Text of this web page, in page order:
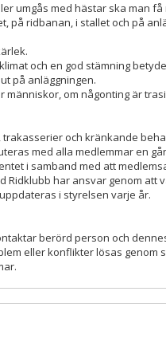
umgås med hästar ska man
på ridbanan, i stallet och på
och en god stämning
på anläggningen.
om någonting är
och kränkande
med alla medlemmar en
i samband med att
Ridklubb har ansvar genom
i styrelsen varje år.
berörd person och
eller konflikter lösas genom